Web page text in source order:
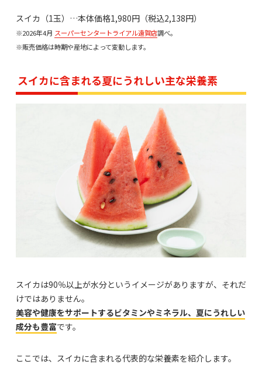
スイカ（1玉）…本体価格1,980円（税込2,138円）
※2026年4月 スーパーセンタートライアル遠賀店調べ。
※販売価格は時期や産地によって変動します。
スイカに含まれる夏にうれしい主な栄養素
スイカは90％以上が水分というイメージがありますが、それだ
けではありません。
美容や健康をサポートするビタミンやミネラル、夏にうれしい
成分も豊富です。
ここでは、スイカに含まれる代表的な栄養素を紹介します。